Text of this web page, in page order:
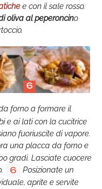
e con il sale rosso.
oliva al peperoncino
6
forno a formare il
e ai lati con la cucitrice
fuoriuscite di vapore.
una placca da forno e
gradi. Lasciate cuocere
6
Posizionate un
aprite e servite